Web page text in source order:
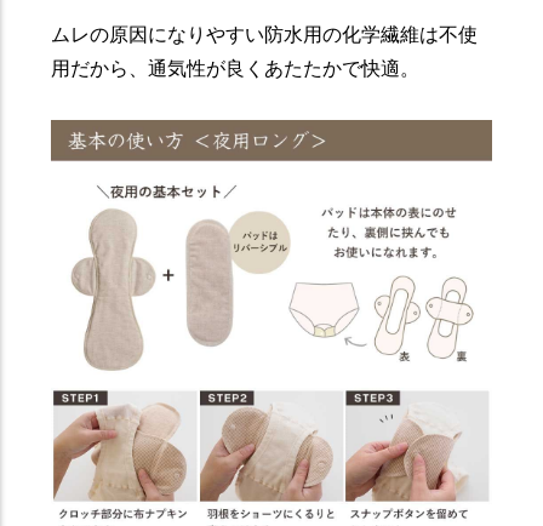
ムレの原因になりやすい防水用の化学繊維は不使
用だから、通気性が良くあたたかで快適。